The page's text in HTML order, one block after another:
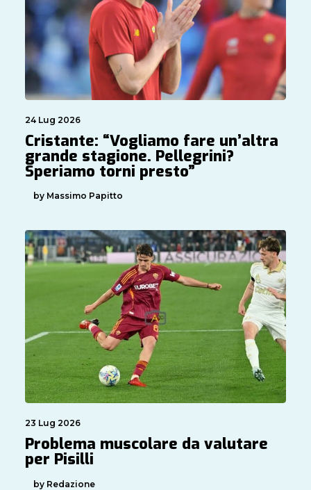
24 Lug 2026
Cristante: “Vogliamo fare un’altra
grande stagione. Pellegrini?
Speriamo torni presto”
by Massimo Papitto
23 Lug 2026
Problema muscolare da valutare
per Pisilli
by Redazione